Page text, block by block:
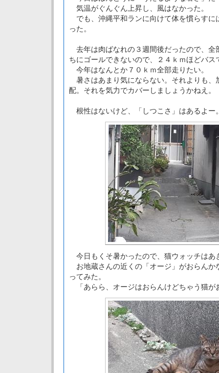
気温がぐんぐん上昇し、風はなかった。
でも、沖縄平和ランに向けて体を慣らすに
った。
去年は肉ばなれの３週間後だったので、全
ちにゴールできないので、２４ｋｍほどバス
今年はなんとか７０ｋｍ全部走りたい。
暑さはあまり気にならない。それよりも、
配。それを気力でカバーしましょうかねえ。
根性はないけど、「しつこさ」はあるよー
今日もくそ暑かったので、猫ウォッチはあ
お地蔵さんの近くの「オージ」がおらんか
ってみた。
「あらら、オージはおらんけどちゃう猫が